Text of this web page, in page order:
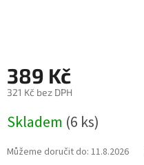
389 Kč
321 Kč bez DPH
cena:
Skladem (6 ks)
Můžeme doručit do: 11.8.2026